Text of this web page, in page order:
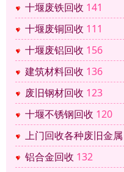
十堰废铁回收 141
十堰废铜回收 111
十堰废铝回收 156
建筑材料回收 136
废旧钢材回收 123
十堰不锈钢回收 120
上门回收各种废旧金属
铝合金回收 132